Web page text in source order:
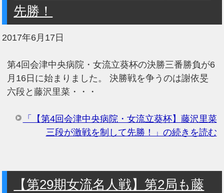
先勝！
2017年6月17日
第4回会津中央病院・女流立葵杯の決勝三番勝負が6
月16日に始まりました。 決勝戦を争うのは謝依旻
六段と藤沢里菜・・・
「【第4回会津中央病院・女流立葵杯】藤沢里菜
三段が激戦を制して先勝！」の続きを読む
【第29期女流名人戦】第2局も藤